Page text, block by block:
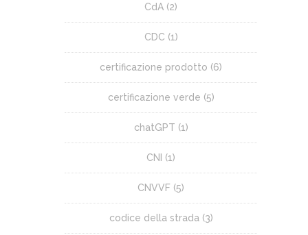
CdA (2)
CDC (1)
certificazione prodotto (6)
certificazione verde (5)
chatGPT (1)
CNI (1)
CNVVF (5)
codice della strada (3)